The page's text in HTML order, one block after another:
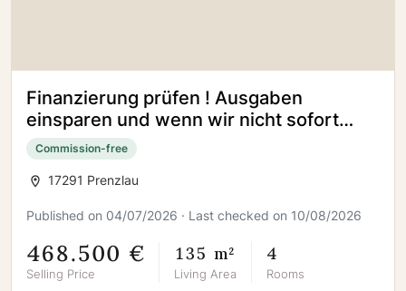
Finanzierung prüfen ! Ausgaben
einsparen und wenn wir nicht sofort
bauen können, dann später !
Commission-free
17291 Prenzlau
Published on 04/07/2026 · Last checked on 10/08/2026
468.500 €
Selling Price
135 m²
Living Area
4
Rooms